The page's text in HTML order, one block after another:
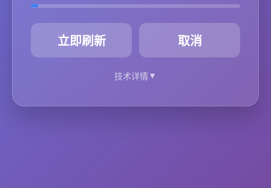
立即刷新 取消
技术详情▼